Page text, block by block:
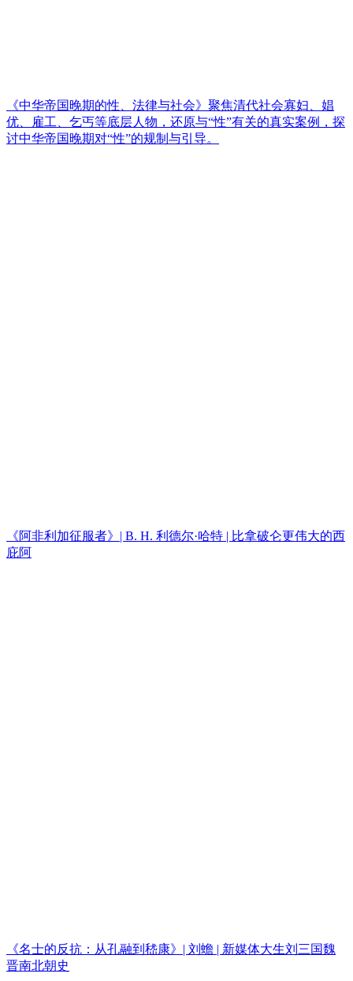
《中华帝国晚期的性、法律与社会》聚焦清代社会寡妇、娼
优、雇工、乞丐等底层人物，还原与“性”有关的真实案例，探
讨中华帝国晚期对“性”的规制与引导。
《阿非利加征服者》| B. H. 利德尔·哈特 | 比拿破仑更伟大的西
庇阿
《名士的反抗：从孔融到嵇康》| 刘蟾 | 新媒体大生刘三国魏
晋南北朝史